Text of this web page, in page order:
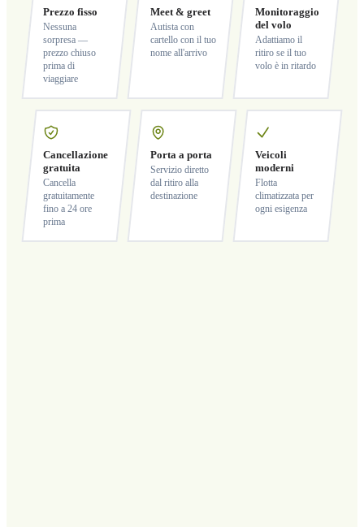
Prezzo fisso
Nessuna
sorpresa —
prezzo chiuso
prima di
viaggiare
Meet & greet
Autista con
cartello con il tuo
nome all'arrivo
Monitoraggio
del volo
Adattiamo il
ritiro se il tuo
volo è in ritardo
Cancellazione
gratuita
Cancella
gratuitamente
fino a 24 ore
prima
Porta a porta
Servizio diretto
dal ritiro alla
destinazione
Veicoli
moderni
Flotta
climatizzata per
ogni esigenza